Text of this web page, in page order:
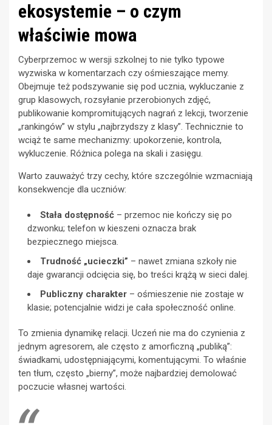
ekosystemie – o czym
właściwie mowa
Cyberprzemoc w wersji szkolnej to nie tylko typowe
wyzwiska w komentarzach czy ośmieszające memy.
Obejmuje też podszywanie się pod ucznia, wykluczanie z
grup klasowych, rozsyłanie przerobionych zdjęć,
publikowanie kompromitujących nagrań z lekcji, tworzenie
„rankingów” w stylu „najbrzydszy z klasy”. Technicznie to
wciąż te same mechanizmy: upokorzenie, kontrola,
wykluczenie. Różnica polega na skali i zasięgu.
Warto zauważyć trzy cechy, które szczególnie wzmacniają
konsekwencje dla uczniów:
Stała dostępność – przemoc nie kończy się po
dzwonku; telefon w kieszeni oznacza brak
bezpiecznego miejsca.
Trudność „ucieczki” – nawet zmiana szkoły nie
daje gwarancji odcięcia się, bo treści krążą w sieci dalej.
Publiczny charakter – ośmieszenie nie zostaje w
klasie; potencjalnie widzi je cała społeczność online.
To zmienia dynamikę relacji. Uczeń nie ma do czynienia z
jednym agresorem, ale często z amorficzną „publiką”:
świadkami, udostępniającymi, komentującymi. To właśnie
ten tłum, często „bierny”, może najbardziej demolować
poczucie własnej wartości.